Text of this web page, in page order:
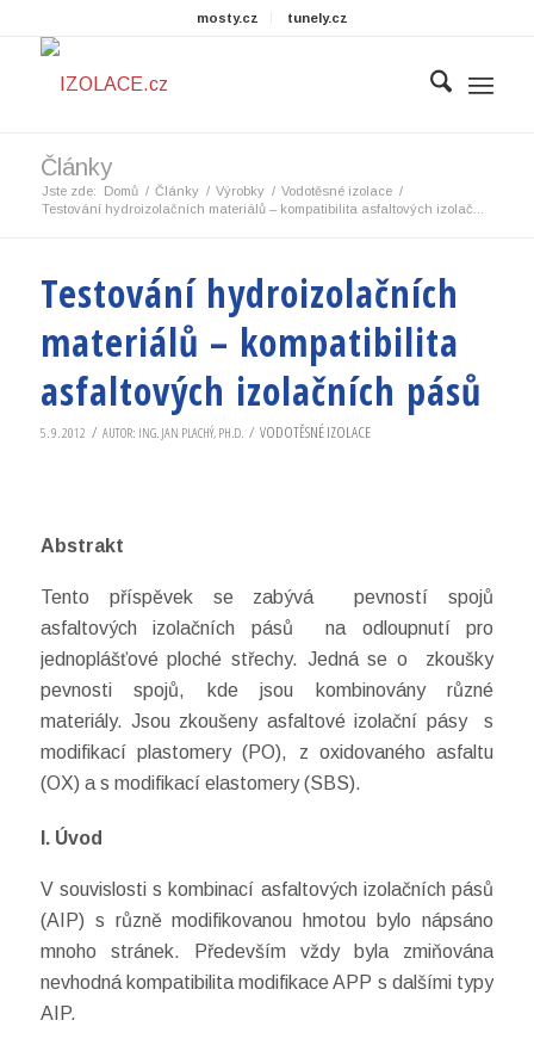
mosty.cz tunely.cz
Články
Jste zde: Domů / Články / Výrobky / Vodotěsné izolace /
Testování hydroizolačních materiálů – kompatibilita asfaltových izolač...
Testování hydroizolačních
materiálů – kompatibilita
asfaltových izolačních pásů
5. 9. 2012 / AUTOR: ING. JAN PLACHÝ, PH.D. / VODOTĚSNÉ IZOLACE
Abstrakt
Tento příspěvek se zabývá pevností spojů
asfaltových izolačních pásů na odloupnutí pro
jednoplášťové ploché střechy. Jedná se o zkoušky
pevnosti spojů, kde jsou kombinovány různé
materiály. Jsou zkoušeny asfaltové izolační pásy s
modifikací plastomery (PO), z oxidovaného asfaltu
(OX) a s modifikací elastomery (SBS).
I. Úvod
V souvislosti s kombinací asfaltových izolačních pásů
(AIP) s různě modifikovanou hmotou bylo nápsáno
mnoho stránek. Především vždy byla zmiňována
nevhodná kompatibilita modifikace APP s dalšími typy
AIP.